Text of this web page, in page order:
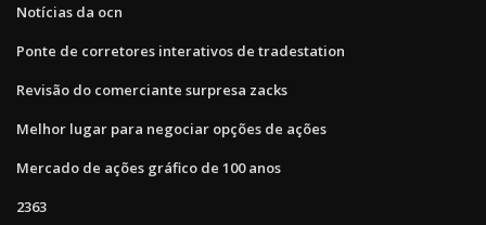
Notícias da ocn
Ponte de corretores interativos de tradestation
Revisão do comerciante surpresa zacks
Melhor lugar para negociar opções de ações
Mercado de ações gráfico de 100 anos
2363